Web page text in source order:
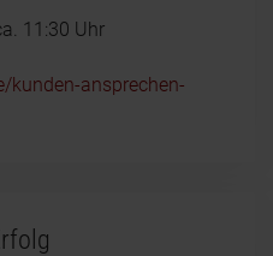
11:30 Uhr
kunden-ansprechen-